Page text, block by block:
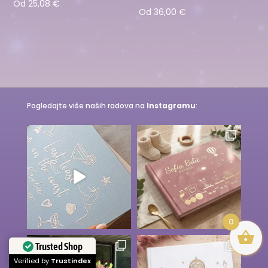
Od 25,08€
Od36,00€
Pogledajte više naših radova na Instagramu:
0
Trusted Shop
Verified by Trustindex